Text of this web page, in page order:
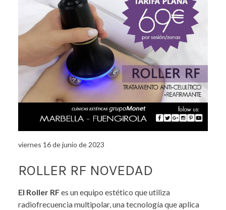
viernes 16 de junio de 2023
ROLLER RF NOVEDAD
El Roller RFes un equipo estético que utiliza
radiofrecuencia multipolar, una tecnología que aplica